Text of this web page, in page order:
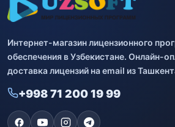
Интернет-магазин лицензионного
обеспечения в Узбекистане. Онлайн-
доставка лицензий на email из
+998 71 200 19 99